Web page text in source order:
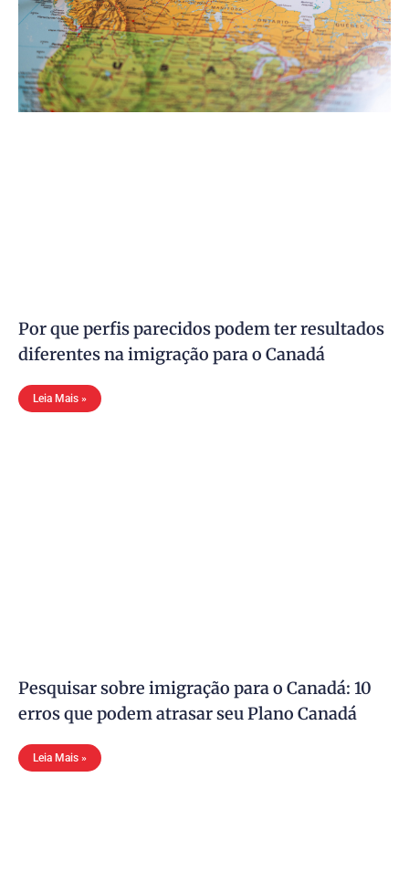
Por que perfis parecidos podem ter resultados
diferentes na imigração para o Canadá
Leia Mais »
Pesquisar sobre imigração para o Canadá: 10
erros que podem atrasar seu Plano Canadá
Leia Mais »